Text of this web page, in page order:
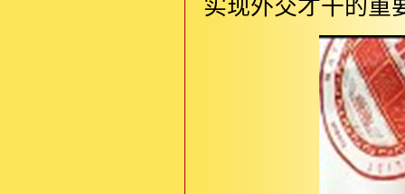
实现外交才干的重